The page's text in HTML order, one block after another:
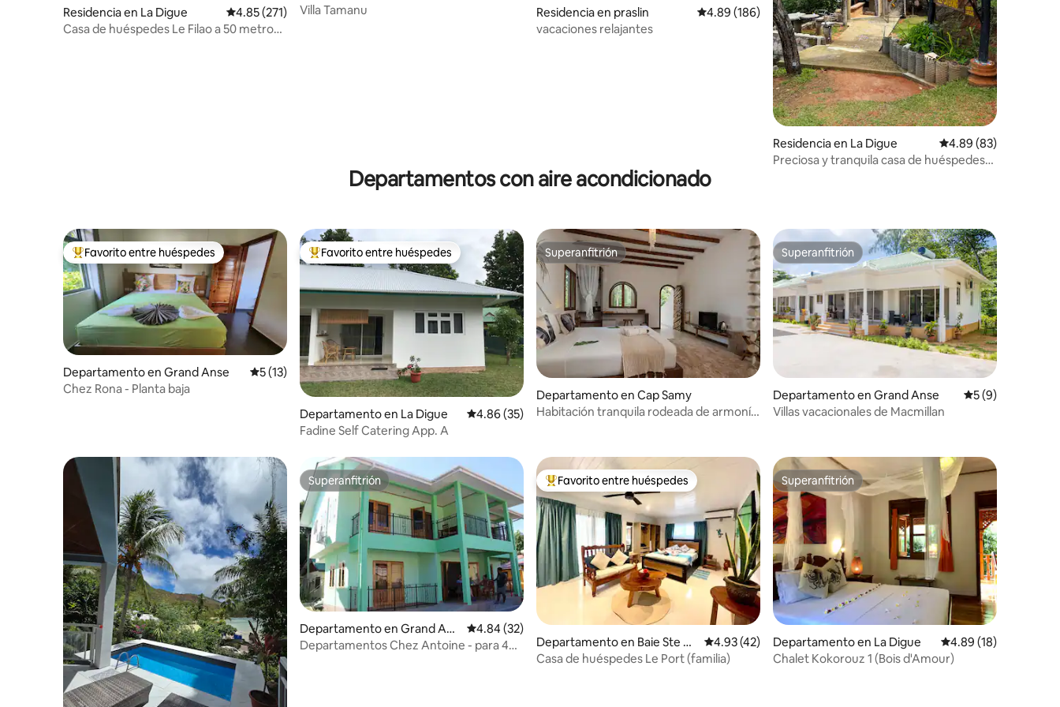
Residencia en La Digue Calificación promedio: 4.85 de 5; 271 evaluaciones
4.85 (271)
Casa de huéspedes Le Filao a 50 metros
Villa Tamanu
Residencia en praslin Calificación promedio: 4.89 de 5; 186 evaluaciones
4.89 (186)
vacaciones relajantes
Residencia en La Digue Calificación
4.89 (83)
Preciosa y tranquila casa de huéspedes
Departamentos con aire acondicionado
De los mejores en Favorito entre huéspedes
Favorito entre huéspedes
Departamento en Grand Anse Calificación promedio: 5 de 5; 13 evaluaciones
5 (13)
Chez Rona - Planta baja
De los mejores en Favorito entre huéspedes
Favorito entre huéspedes
Departamento en La Digue Calificación promedio: 4.86 de 5; 35 evaluaciones
4.86 (35)
Fadine Self Catering App. A
Superanfitrión
Superanfitrión
Departamento en Cap Samy
Habitación tranquila rodeada de armonía
Superanfitrión
Superanfitrión
Departamento en Grand Anse Calificación
5 (9)
Villas vacacionales de Macmillan
Superanfitrión
Superanfitrión
Departamento en Grand Ans
e Praslin
Calificación promedio: 4.84 de 5; 32 evaluaciones
4.84 (32)
Departamentos Chez Antoine - para 4
De los mejores en Favorito entre huéspedes
Favorito entre huéspedes
Departamento en Baie Ste A
nne
Calificación promedio: 4.93 de 5; 42 evaluaciones
4.93 (42)
Casa de huéspedes Le Port (familia)
Superanfitrión
Superanfitrión
Departamento en La Digue Calificación
4.89 (18)
Chalet Kokorouz 1 (Bois d'Amour)